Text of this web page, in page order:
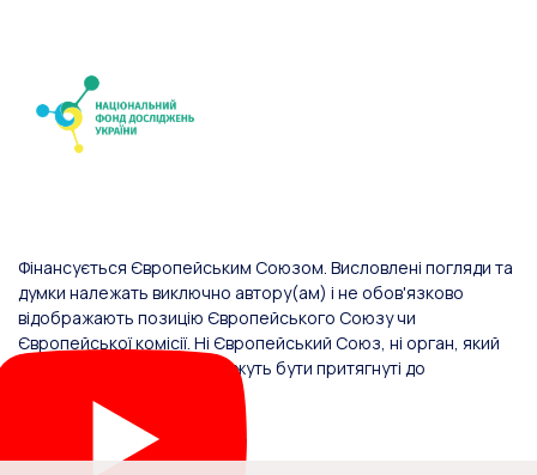
Фінансується Європейським Союзом. Висловлені погляди та
думки належать виключно автору(ам) і не обов'язково
відображають позицію Європейського Союзу чи
Європейської комісії. Ні Європейський Союз, ні орган, який
надав фінансування, не можуть бути притягнуті до